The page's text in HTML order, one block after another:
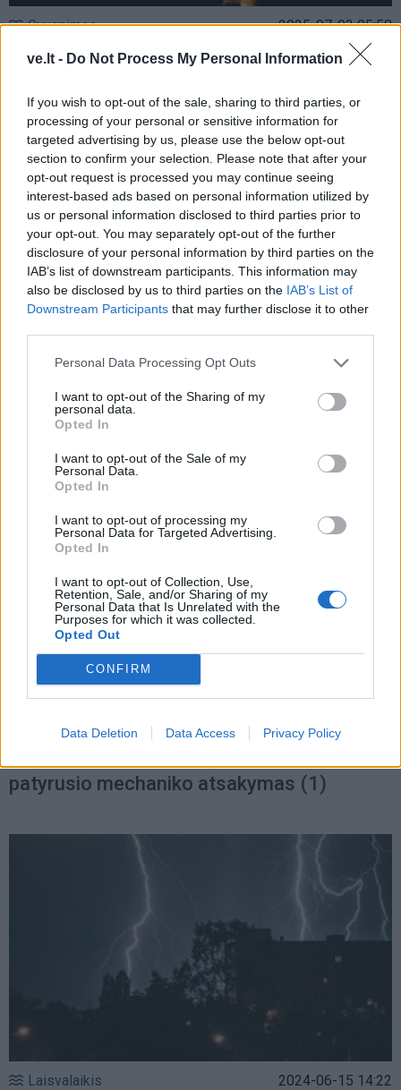
ve.lt - Do Not Process My Personal Information
If you wish to opt-out of the sale, sharing to third parties, or
processing of your personal or sensitive information for
targeted advertising by us, please use the below opt-out
section to confirm your selection. Please note that after your
opt-out request is processed you may continue seeing
interest-based ads based on personal information utilized by
us or personal information disclosed to third parties prior to
your opt-out. You may separately opt-out of the further
disclosure of your personal information by third parties on the
IAB’s list of downstream participants. This information may
also be disclosed by us to third parties on the IAB’s List of
Downstream Participants that may further disclose it to other
Personal Data Processing Opt Outs
I want to opt-out of the Sharing of my
personal data.
Opted In
I want to opt-out of the Sale of my
Personal Data.
Opted In
I want to opt-out of processing my
Personal Data for Targeted Advertising.
Opted In
I want to opt-out of Collection, Use,
Retention, Sale, and/or Sharing of my
Personal Data that Is Unrelated with the
Purposes for which it was collected.
Opted Out
CONFIRM
Data Deletion Data Access Privacy Policy
Gyvenimas 2025-07-03 05:58
Kai gamta atakuoja: kaip apsaugoti namus
Žaibas ir griaustinis su sniegu - tik Baltijos
pajūrio išskirtinumas
patyrusio mechaniko atsakymas (1)
Laisvalaikis 2024-06-15 14:22